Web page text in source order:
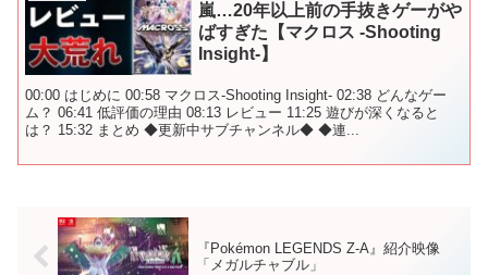
嵐…20年以上前の手抜きゲーがや
ばすぎた【マクロス -Shooting
Insight-】
00:00 はじめに 00:58 マクロス-Shooting Insight- 02:38 どんなゲー
ム？ 06:41 低評価の理由 08:13 レビュー 11:25 遊びが深くなると
は？ 15:32 まとめ ◆更新中サブチャンネル◆ ◆連...
『Pokémon LEGENDS Z-A』紹介映像
「メガルチャブル」